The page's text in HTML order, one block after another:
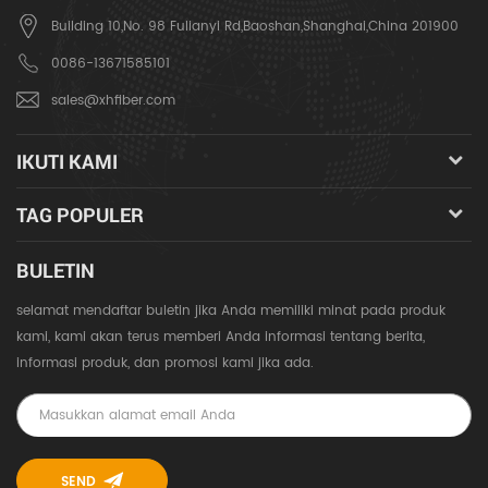
Building 10,No. 98 Fulianyi Rd,Baoshan,Shanghai,China 201900
0086-13671585101
sales@xhfiber.com
IKUTI KAMI
TAG POPULER
BULETIN
selamat mendaftar buletin jika Anda memiliki minat pada produk
kami, kami akan terus memberi Anda informasi tentang berita,
informasi produk, dan promosi kami jika ada.